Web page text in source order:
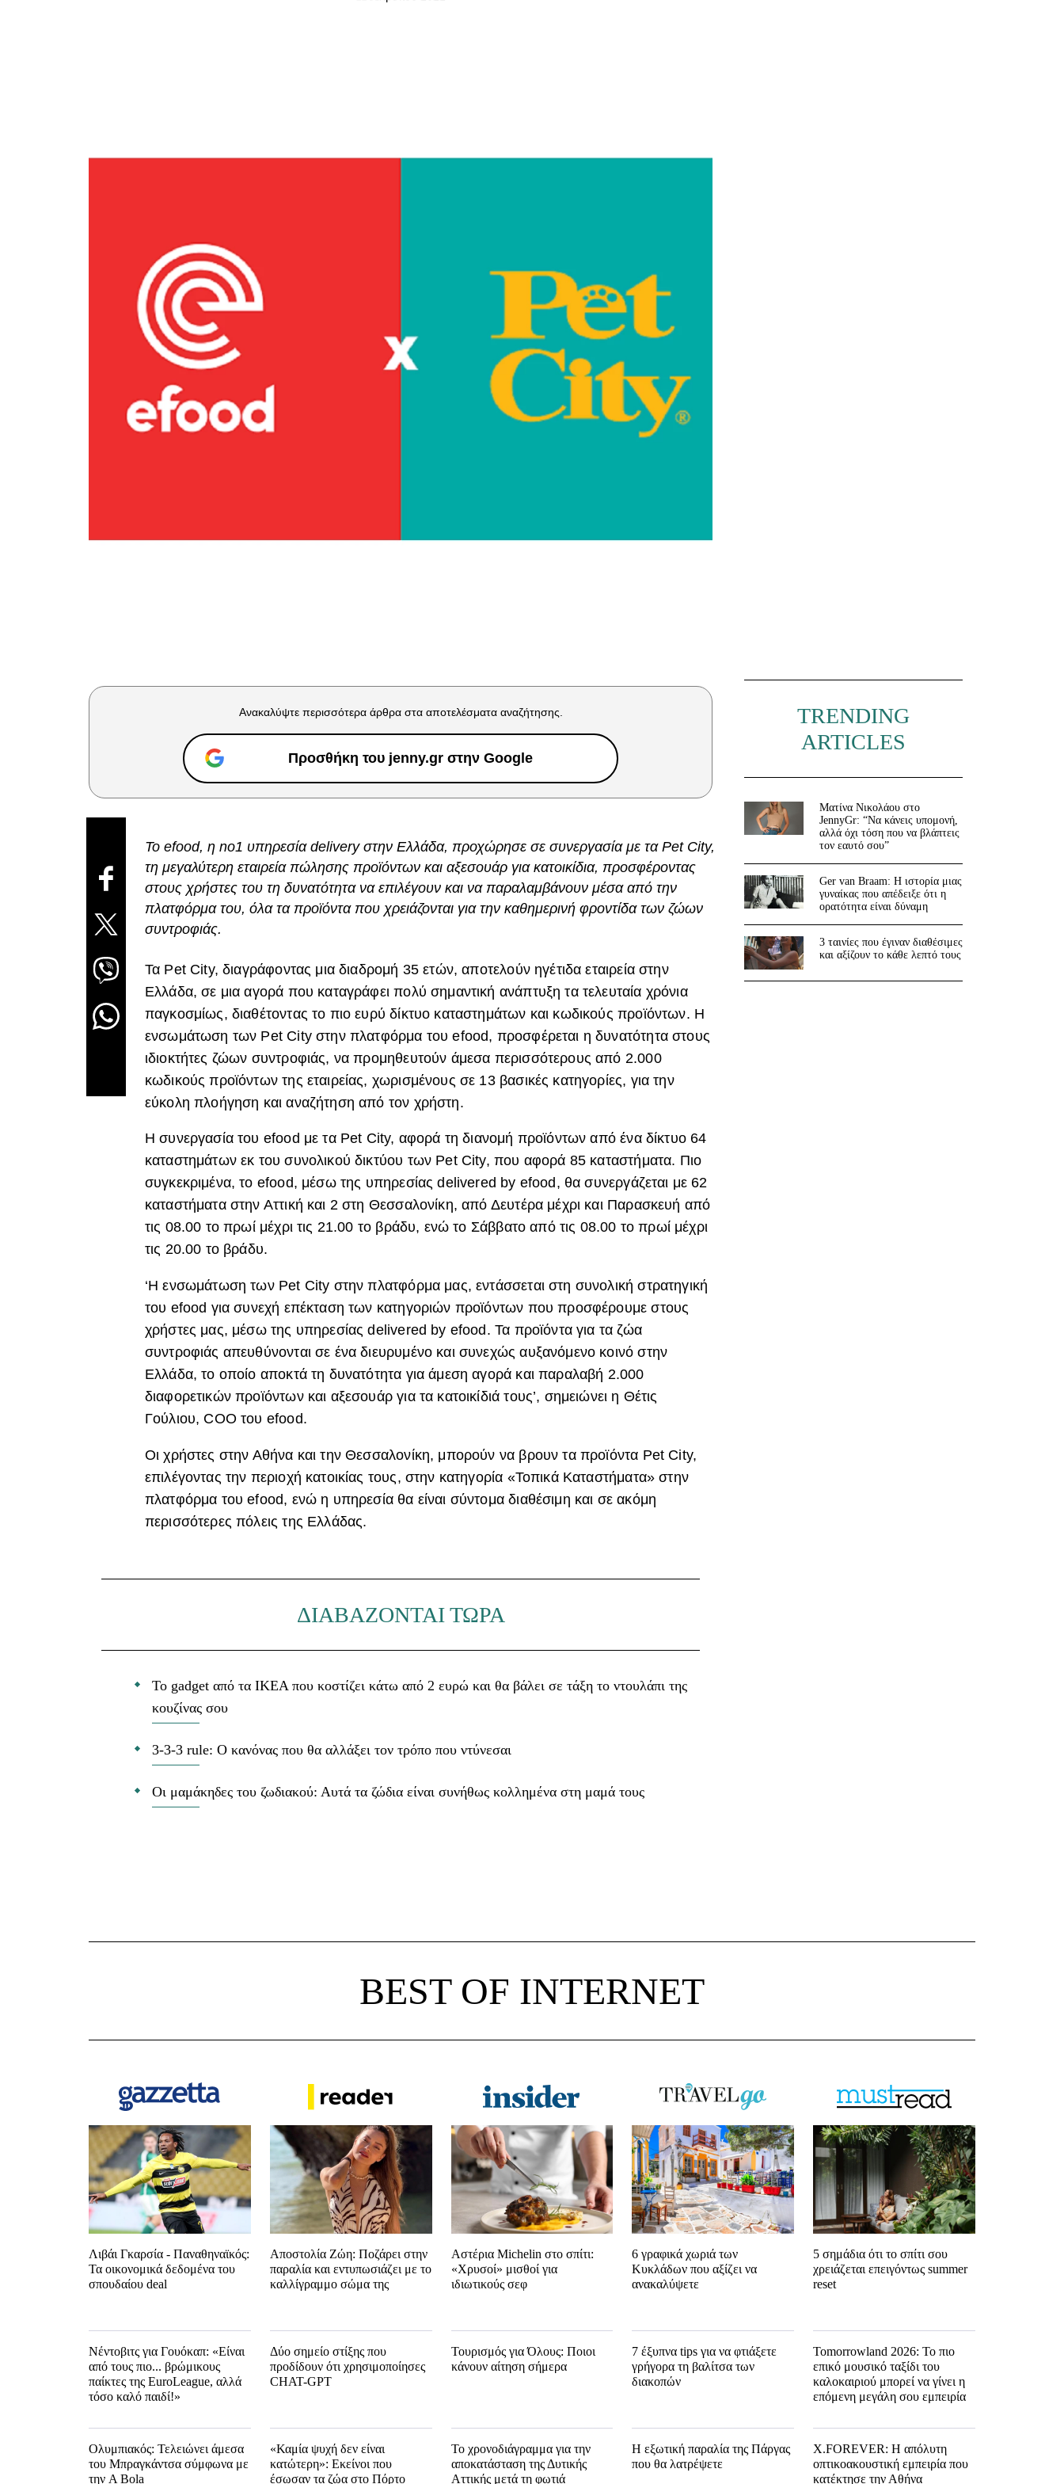
Hautes Grecians Γάμος Market News
Ανακαλύψτε περισσότερα άρθρα στα αποτελέσματα αναζήτησης.
Προσθήκη του jenny.gr στην Google
Το efood, η no1 υπηρεσία delivery στην Ελλάδα, προχώρησε σε συνεργασία με τα Pet City,
τη μεγαλύτερη εταιρεία πώλησης προϊόντων και αξεσουάρ για κατοικίδια, προσφέροντας
στους χρήστες του τη δυνατότητα να επιλέγουν και να παραλαμβάνουν μέσα από την
πλατφόρμα του, όλα τα προϊόντα που χρειάζονται για την καθημερινή φροντίδα των ζώων
συντροφιάς.
Τα Pet City, διαγράφοντας μια διαδρομή 35 ετών, αποτελούν ηγέτιδα εταιρεία στην
Ελλάδα, σε μια αγορά που καταγράφει πολύ σημαντική ανάπτυξη τα τελευταία χρόνια
παγκοσμίως, διαθέτοντας το πιο ευρύ δίκτυο καταστημάτων και κωδικούς προϊόντων. Η
ενσωμάτωση των Pet City στην πλατφόρμα του efood, προσφέρεται η δυνατότητα στους
ιδιοκτήτες ζώων συντροφιάς, να προμηθευτούν άμεσα περισσότερους από 2.000
κωδικούς προϊόντων της εταιρείας, χωρισμένους σε 13 βασικές κατηγορίες, για την
εύκολη πλοήγηση και αναζήτηση από τον χρήστη.
Η συνεργασία του efood με τα Pet City, αφορά τη διανομή προϊόντων από ένα δίκτυο 64
καταστημάτων εκ του συνολικού δικτύου των Pet City, που αφορά 85 καταστήματα. Πιο
συγκεκριμένα, το efood, μέσω της υπηρεσίας delivered by efood, θα συνεργάζεται με 62
καταστήματα στην Αττική και 2 στη Θεσσαλονίκη, από Δευτέρα μέχρι και Παρασκευή από
τις 08.00 το πρωί μέχρι τις 21.00 το βράδυ, ενώ το Σάββατο από τις 08.00 το πρωί μέχρι
τις 20.00 το βράδυ.
‘Η ενσωμάτωση των Pet City στην πλατφόρμα μας, εντάσσεται στη συνολική στρατηγική
του efood για συνεχή επέκταση των κατηγοριών προϊόντων που προσφέρουμε στους
χρήστες μας, μέσω της υπηρεσίας delivered by efood. Τα προϊόντα για τα ζώα
συντροφιάς απευθύνονται σε ένα διευρυμένο και συνεχώς αυξανόμενο κοινό στην
Ελλάδα, το οποίο αποκτά τη δυνατότητα για άμεση αγορά και παραλαβή 2.000
διαφορετικών προϊόντων και αξεσουάρ για τα κατοικίδιά τους’, σημειώνει η Θέτις
Γούλιου, COO του efood.
Οι χρήστες στην Αθήνα και την Θεσσαλονίκη, μπορούν να βρουν τα προϊόντα Pet City,
επιλέγοντας την περιοχή κατοικίας τους, στην κατηγορία «Τοπικά Καταστήματα» στην
πλατφόρμα του efood, ενώ η υπηρεσία θα είναι σύντομα διαθέσιμη και σε ακόμη
περισσότερες πόλεις της Ελλάδας.
ΔΙΑΒΑΖΟΝΤΑΙ ΤΩΡΑ
Το gadget από τα IKEA που κοστίζει κάτω από 2 ευρώ και θα βάλει σε τάξη το ντουλάπι της
κουζίνας σου
3-3-3 rule: Ο κανόνας που θα αλλάξει τον τρόπο που ντύνεσαι
Οι μαμάκηδες του ζωδιακού: Αυτά τα ζώδια είναι συνήθως κολλημένα στη μαμά τους
TRENDING
ARTICLES
Ματίνα Νικολάου στο
JennyGr: “Να κάνεις υπομονή,
αλλά όχι τόση που να βλάπτεις
τον εαυτό σου”
Ger van Braam: Η ιστορία μιας
γυναίκας που απέδειξε ότι η
ορατότητα είναι δύναμη
3 ταινίες που έγιναν διαθέσιμες
και αξίζουν το κάθε λεπτό τους
BEST OF INTERNET
Λιβάι Γκαρσία - Παναθηναϊκός:
Τα οικονομικά δεδομένα του
σπουδαίου deal
Νέντοβιτς για Γουόκαπ: «Είναι
από τους πιο... βρώμικους
παίκτες της EuroLeague, αλλά
τόσο καλό παιδί!»
Ολυμπιακός: Τελειώνει άμεσα
του Μπραγκάντσα σύμφωνα με
την A Bola
Αποστολία Ζώη: Ποζάρει στην
παραλία και εντυπωσιάζει με το
καλλίγραμμο σώμα της
Δύο σημείο στίξης που
προδίδουν ότι χρησιμοποίησες
CHAT-GPT
«Καμία ψυχή δεν είναι
κατώτερη»: Εκείνοι που
έσωσαν τα ζώα στο Πόρτο
Αστέρια Michelin στο σπίτι:
«Χρυσοί» μισθοί για
ιδιωτικούς σεφ
Τουρισμός για Όλους: Ποιοι
κάνουν αίτηση σήμερα
Το χρονοδιάγραμμα για την
αποκατάσταση της Δυτικής
Αττικής μετά τη φωτιά
6 γραφικά χωριά των
Κυκλάδων που αξίζει να
ανακαλύψετε
7 έξυπνα tips για να φτιάξετε
γρήγορα τη βαλίτσα των
διακοπών
Η εξωτική παραλία της Πάργας
που θα λατρέψετε
5 σημάδια ότι το σπίτι σου
χρειάζεται επειγόντως summer
reset
Tomorrowland 2026: Το πιο
επικό μουσικό ταξίδι του
καλοκαιριού μπορεί να γίνει η
επόμενη μεγάλη σου εμπειρία
X.FOREVER: Η απόλυτη
οπτικοακουστική εμπειρία που
κατέκτησε την Αθήνα